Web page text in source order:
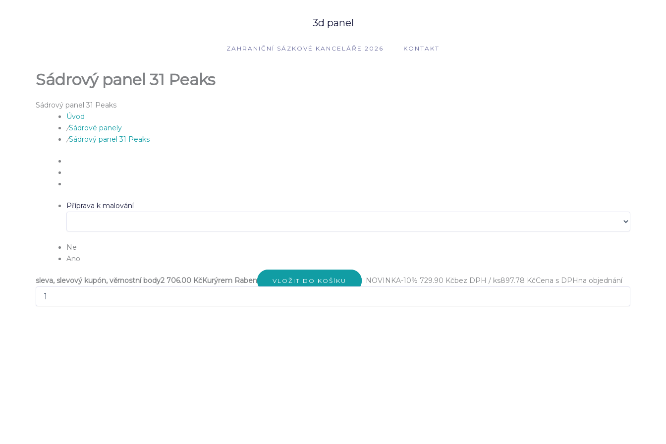
3d panel
ZAHRANIČNÍ SÁZKOVÉ KANCELÁŘE 2026 KONTAKT
Sádrový panel 31 Peaks
Sádrový panel 31 Peaks
Úvod
/Sádrové panely
/Sádrový panel 31 Peaks
Příprava k malování
Ne
Ano
sleva, slevový kupón, věrnostní body2 706.00 KčKurýrem Raben VLOŽIT DO KOŠÍKU NOVINKA-10% 729.90 Kčbez DPH / ks897.78 KčCena s DPHna objednání